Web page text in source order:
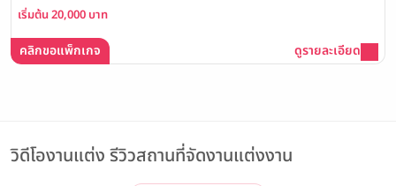
เริ่มต้น 20,000 บาท
คลิกขอแพ็กเกจ ดูรายละเอียด
วิดีโองานแต่ง รีวิวสถานที่จัดงานแต่งงาน